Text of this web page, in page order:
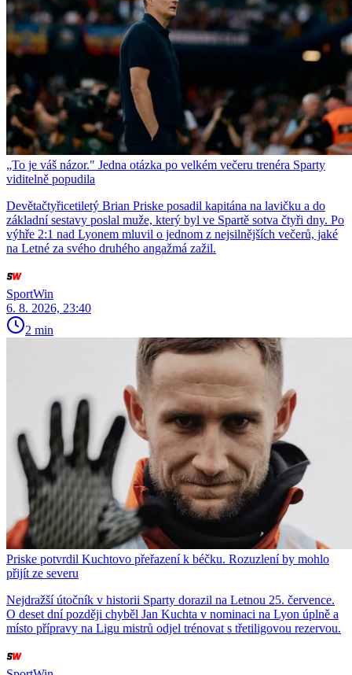
„To je váš názor." Jedna otázka po velkém večeru trenéra Sparty
viditelně popudila
Devětačtyřicetiletý Brian Priske posadil kapitána na lavičku a do
základní sestavy poslal muže, který byl ve Spartě sotva čtyři dny. Po
výhře 2:1 nad Lyonem mluvil o jednom z nejsilnějších večerů, jaké
na Letné za svého druhého angažmá zažil.
SportWin
6. 8. 2026, 23:40
2 min
Priske potvrdil Kuchtovo přeřazení k béčku. Rozuzlení by mohlo
přijít ze severu
Nejdražší útočník v historii Sparty dorazil na Letnou 25. července.
O deset dní později chyběl Jan Kuchta v nominaci na Lyon úplně a
místo přípravy na Ligu mistrů odjel trénovat s třetiligovou rezervou.